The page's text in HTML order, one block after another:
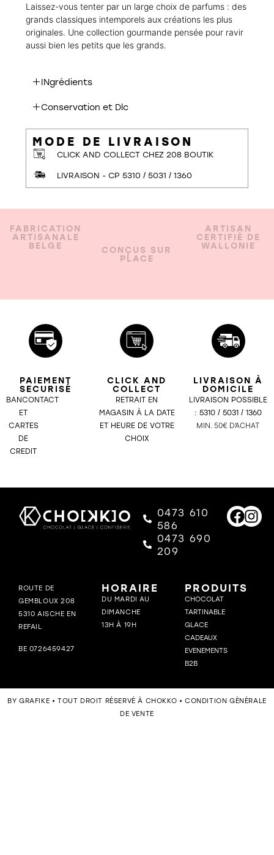
Laissez-vous tenter par un large choix de parfums : des
grands classiques intemporels aux créations les plus
originales. Une collection gourmande pensée pour ravir
aussi bien les petits que les grands.
INgrédients
Conservation et Dlc
MODE DE LIVRAISON
CLICK AND COLLECT CHEZ 208 BOUTIK
LIVRAISON - CP 5310 / 5031 / 1360
FABRICATION
ARTISANALE
BELGE CONÇUS SUR
PLACE
ARTISAN
CERTIFIÉ DE
WALLONIE
PAIEMENT
SECURISÉ
BANCONTACT
ET
CARTES
DE
CREDIT
CLICK AND
COLLECT
RETRAIT EN
MAGASIN À LA DATE
ET HEURE DE VOTRE
CHOIX
LIVRAISON À
DOMICILE​
LIVRAISON POSSIBLE
: 5310 / 5031 / 1360
MIN. 50€ D’ACHAT
0473 610
586
0473 690
209
ROUTE DE
GEMBLOUX 208
5310 AISCHE EN
REFAIL
BE 0726459427
HORAIRE
DU MARDI AU
DIMANCHE
13H À 19H
PRODUITS
CHOCOLAT
TARTINABLE
GLACE
CADEAUX
EVENEMENTS
B2B
BY GRAFIKE • TOUT DROIT RÉSERVÉ À CHOKKO • CONDITION GÉNÉRALE
DE VENTE